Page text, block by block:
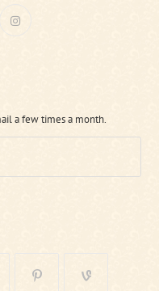
a few times a month.